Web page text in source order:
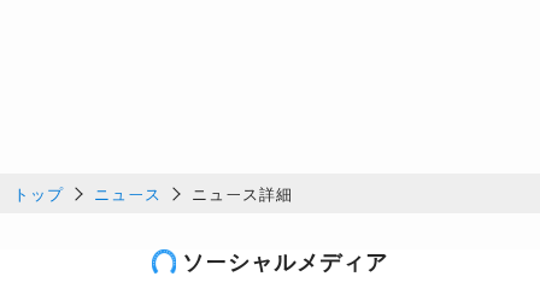
トップ ニュース ニュース詳細
ソーシャルメディア